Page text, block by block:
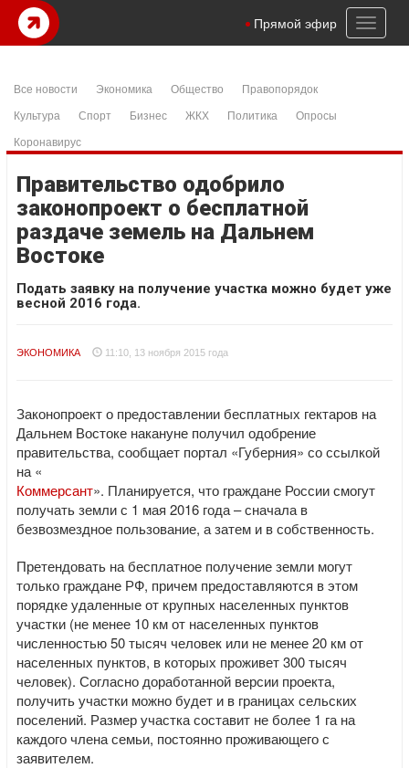
Toggle
Прямой эфир
Все новости Экономика Общество
Правопорядок
Культура
Спорт Бизнес ЖКХ Политика
Опросы
Коронавирус
Правительство одобрило
законопроект о бесплатной
раздаче земель на Дальнем
Востоке
Подать заявку на получение участка можно будет уже
весной 2016 года.
ЭКОНОМИКА 11:10, 13 ноября 2015 года
Законопроект о предоставлении бесплатных гектаров на
Дальнем Востоке накануне получил одобрение
правительства, сообщает портал «Губерния» со ссылкой
на «
Коммерсант». Планируется, что граждане России смогут
получать земли с 1 мая 2016 года – сначала в
безвозмездное пользование, а затем и в собственность.
Претендовать на бесплатное получение земли могут
только граждане РФ, причем предоставляются в этом
порядке удаленные от крупных населенных пунктов
участки (не менее 10 км от населенных пунктов
численностью 50 тысяч человек или не менее 20 км от
населенных пунктов, в которых проживет 300 тысяч
человек). Согласно доработанной версии проекта,
получить участки можно будет и в границах сельских
поселений. Размер участка составит не более 1 га на
каждого члена семьи, постоянно проживающего с
заявителем.